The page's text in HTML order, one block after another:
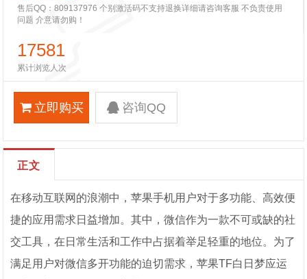
售后QQ：809137976 个别激活码不支持退换详细请咨询客服 不负责使用
问题 介意请勿购！
17581
累计浏览人次
立即购买 咨询QQ
正文
在移动互联网的浪潮中，苹果手机用户对于多功能、高效便
捷的应用需求日益增加。其中，微信作为一款不可或缺的社
交工具，在日常生活和工作中占据着举足轻重的地位。为了
满足用户对微信多开功能的迫切需求，苹果TF白日梦应运